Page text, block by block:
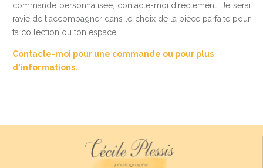
commande personnalisée, contacte-moi directement. Je serai
ravie de t'accompagner dans le choix de la pièce parfaite pour
ta collection ou ton espace.
Contacte-moi pour une commande ou pour plus
d'informations.